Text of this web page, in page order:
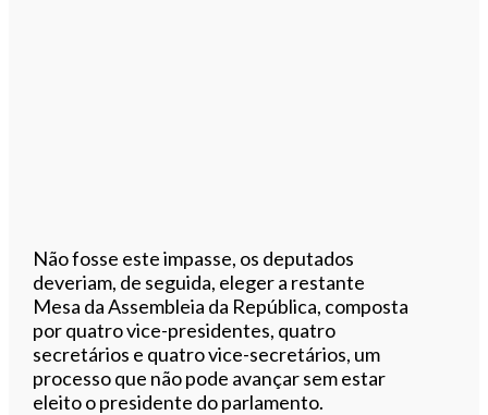
Não fosse este impasse, os deputados
deveriam, de seguida, eleger a restante
Mesa da Assembleia da República, composta
por quatro vice-presidentes, quatro
secretários e quatro vice-secretários, um
processo que não pode avançar sem estar
eleito o presidente do parlamento.